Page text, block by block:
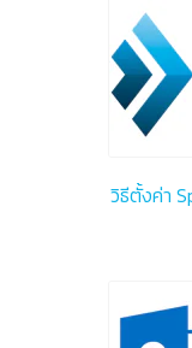
วิธีตั้งค่า